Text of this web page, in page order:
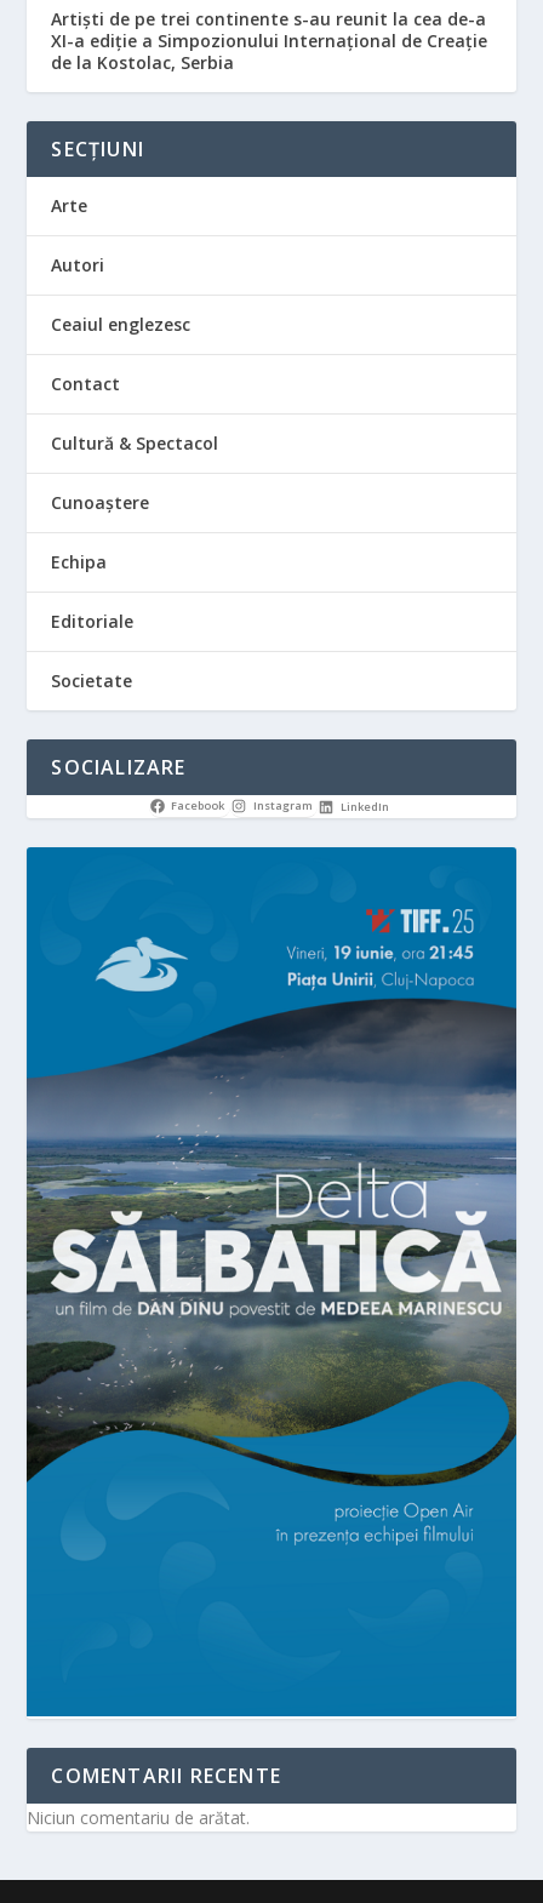
Artiști de pe trei continente s-au reunit la cea de-a
XI-a ediție a Simpozionului Internațional de Creație
de la Kostolac, Serbia
SECȚIUNI
Arte
Autori
Ceaiul englezesc
Contact
Cultură & Spectacol
Cunoaștere
Echipa
Editoriale
Societate
SOCIALIZARE
Facebook Instagram LinkedIn
COMENTARII RECENTE
Niciun comentariu de arătat.